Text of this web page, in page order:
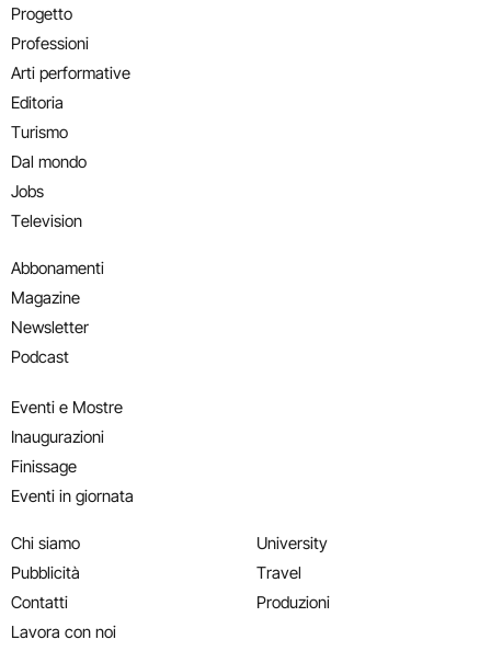
Progetto
Professioni
Arti performative
Editoria
Turismo
Dal mondo
Jobs
Television
Abbonamenti
Magazine
Newsletter
Podcast
Eventi e Mostre
Inaugurazioni
Finissage
Eventi in giornata
Chi siamo
Pubblicità
Contatti
Lavora con noi
University
Travel
Produzioni